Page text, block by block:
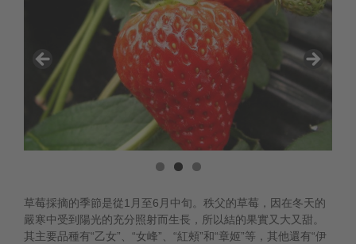
草莓採摘的季節是從1月至6月中旬。秩父的草莓，因在冬天的
嚴寒中受到陽光的充分照射而生長，所以結的果實又大又甜。
其主要品種有“乙女”、“女峰”、“紅頰”和“章姬”等，其他還有“伊